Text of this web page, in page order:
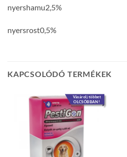
nyershamu2,5%
nyersrost0,5%
KAPCSOLÓDÓ TERMÉKEK
Vásárolj többet
OLCSÓBBAN!